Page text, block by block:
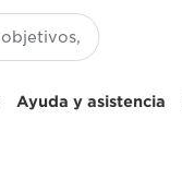
Ayuda y asistencia